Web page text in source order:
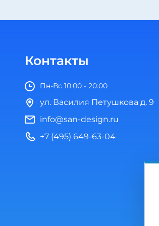
Контакты
Пн-Вс 10:00 - 20:00
ул. Василия Петушкова д. 9
info@san-design.ru
+7 (495) 649-63-04